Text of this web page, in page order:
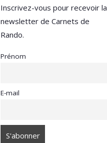
Inscrivez-vous pour recevoir la
newsletter de Carnets de
Rando.
Prénom
E-mail